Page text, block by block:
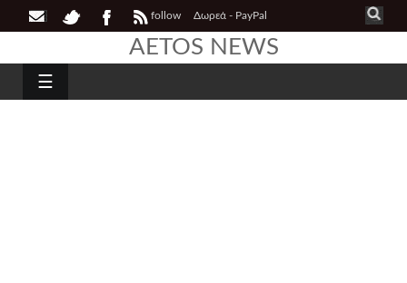
follow Δωρεά - PayPal
AETOS NEWS
☰